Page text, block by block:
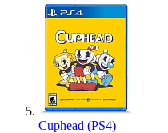
Cuphead (PS4)